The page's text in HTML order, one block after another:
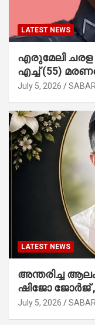
LATEST NEWS
എരുമേലി ചരള
എച്ച് (55)
July 5, 2026
LATEST NEWS
അന്തരിച്ച
ഷിജോ ജോർജ്
July 5, 2026